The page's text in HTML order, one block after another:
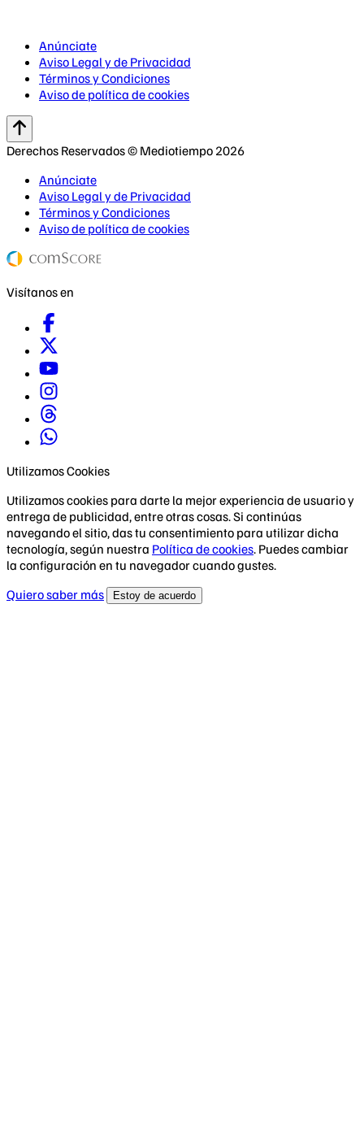
Anúnciate
Aviso Legal y de Privacidad
Términos y Condiciones
Aviso de política de cookies
Derechos Reservados © Mediotiempo 2026
Anúnciate
Aviso Legal y de Privacidad
Términos y Condiciones
Aviso de política de cookies
Visítanos en
Utilizamos Cookies
Utilizamos cookies para darte la mejor experiencia de usuario y
entrega de publicidad, entre otras cosas. Si continúas
navegando el sitio, das tu consentimiento para utilizar dicha
tecnología, según nuestra Política de cookies. Puedes cambiar
la configuración en tu navegador cuando gustes.
Quiero saber más
Estoy de acuerdo